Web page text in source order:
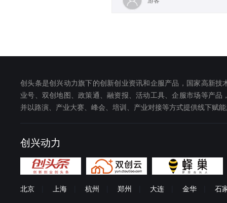
创头条是创兴动力旗下的创新创业资讯和企服产品，国家高新
业号、双创地图、政策通、融资报、活动工具、企服市场等产
并以路演、产业大赛、峰会、培训、产业对接等方式提供线下赋
创兴动力
北京 上海 杭州 郑州 大连 金华 石